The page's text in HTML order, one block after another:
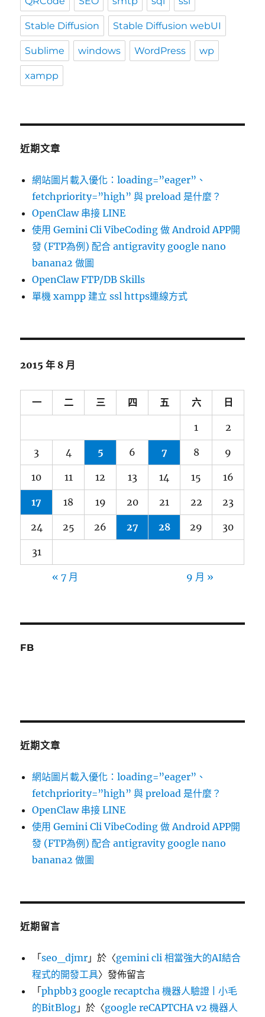
Stable Diffusion Stable Diffusion webUI
Sublime windows WordPress wp
xampp
近期文章
網站圖片載入優化：loading=”eager”、
fetchpriority=”high” 與 preload 是什麼？
OpenClaw 串接 LINE
使用 Gemini Cli VibeCoding 做 Android APP開
發 (FTP為例) 配合 antigravity google nano
banana2 做圖
OpenClaw FTP/DB Skills
單機 xampp 建立 ssl https連線方式
2015 年 8 月
一 二 三 四 五 六 日
1 2
3 4 5 6 7 8 9
10 11 12 13 14 15 16
17 18 19 20 21 22 23
24 25 26 27 28 29 30
31
« 7 月 9 月 »
FB
近期文章
網站圖片載入優化：loading=”eager”、
fetchpriority=”high” 與 preload 是什麼？
OpenClaw 串接 LINE
使用 Gemini Cli VibeCoding 做 Android APP開
發 (FTP為例) 配合 antigravity google nano
banana2 做圖
近期留言
「seo_djmr 」於〈gemini cli 相當強大的AI結合
程式的開發工具〉發佈留言
「phpbb3 google recaptcha 機器人驗證 | 小毛
的BitBlog 」於〈google reCAPTCHA v2 機器人